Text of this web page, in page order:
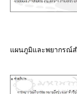
ผนภูมิและพยากรณ์ส